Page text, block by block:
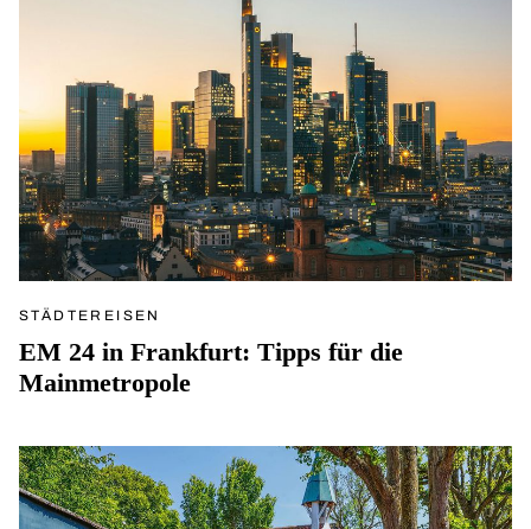
STÄDTEREISEN
EM 24 in Frankfurt: Tipps für die
Mainmetropole